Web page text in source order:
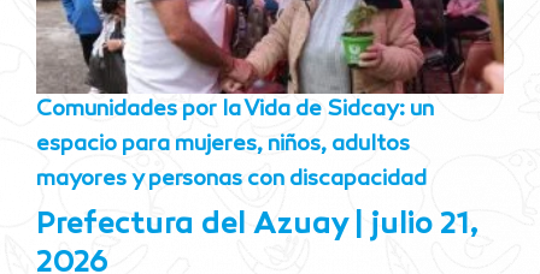
Comunidades por la Vida de Sidcay: un
espacio para mujeres, niños, adultos
mayores y personas con discapacidad
Prefectura del Azuay
julio 21,
2026